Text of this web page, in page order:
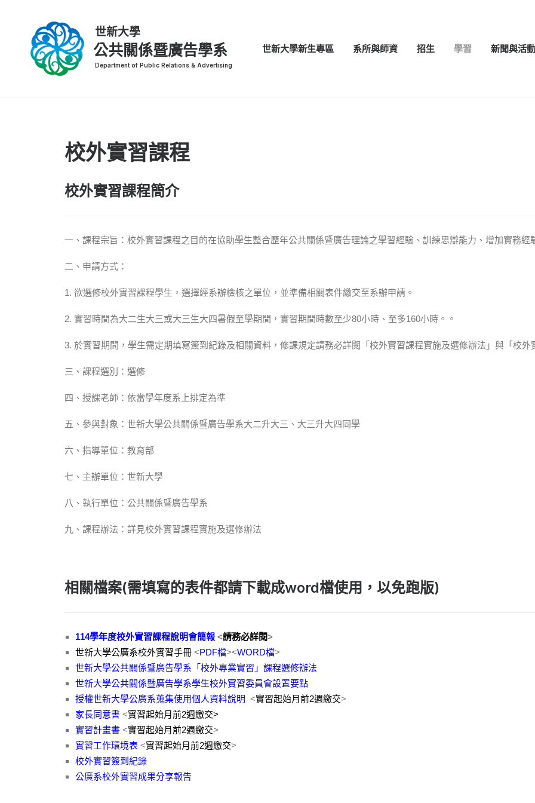
公共關係暨廣告學系 世新大學新生專區 系所與師資 招生 學習 新聞與活動
校外實習課程
校外實習課程簡介
一、課程宗旨：校外實習課程之目的在協助學生整合歷年公共關係暨廣告理論之學習經驗、訓練思辯能力、增加實務經
二、申請方式：
1. 欲選修校外實習課程學生，選擇經系辦檢核之單位，並準備相關表件繳交至系辦申請。
2. 實習時間為大二生大三或大三生大四暑假至學期間，實習期間時數至少80小時、至多160小時。。
3. 於實習期間，學生需定期填寫簽到紀錄及相關資料，修課規定請務必詳閱「校外實習課程實施及選修辦法」與「校外
三、課程選別：選修
四、授課老師：依當學年度系上排定為準
五、參與對象：世新大學公共關係暨廣告學系大二升大三、大三升大四同學
六、指導單位：教育部
七、主辦單位：世新大學
八、執行單位：公共關係暨廣告學系
九、課程辦法：詳見校外實習課程實施及選修辦法
相關檔案(需填寫的表件都請下載成word檔使用，以免跑版)
114學年度校外實習課程說明會簡報 <請務必詳閱>
世新大學公廣系校外實習手冊 <PDF檔><WORD檔>
世新大學公共關係暨廣告學系「校外專業實習」課程選修辦法
世新大學公共關係暨廣告學系學生校外實習委員會設置要點
授權世新大學公廣系蒐集使用個人資料說明 <實習起始月前2週繳交>
家長同意書 <實習起始月前2週繳交>
實習計畫書 <實習起始月前2週繳交>
實習工作環境表 <實習起始月前2週繳交>
校外實習簽到紀錄
公廣系校外實習成果分享報告